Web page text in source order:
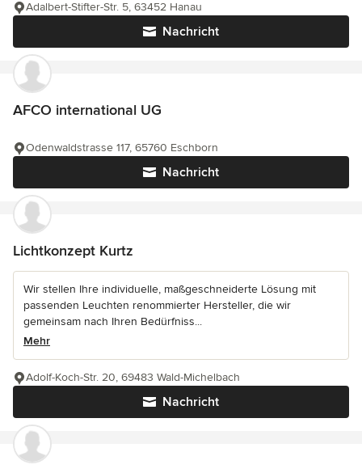
Nachricht
Adalbert-Stifter-Str. 5, 63452 Hanau
AFCO international UG
Nachricht
Odenwaldstrasse 117, 65760 Eschborn
Lichtkonzept Kurtz
Wir stellen Ihre individuelle, maßgeschneiderte Lösung mit
passenden Leuchten renommierter Hersteller, die wir
gemeinsam nach Ihren Bedürfniss...
Mehr
Nachricht
Adolf-Koch-Str. 20, 69483 Wald-Michelbach